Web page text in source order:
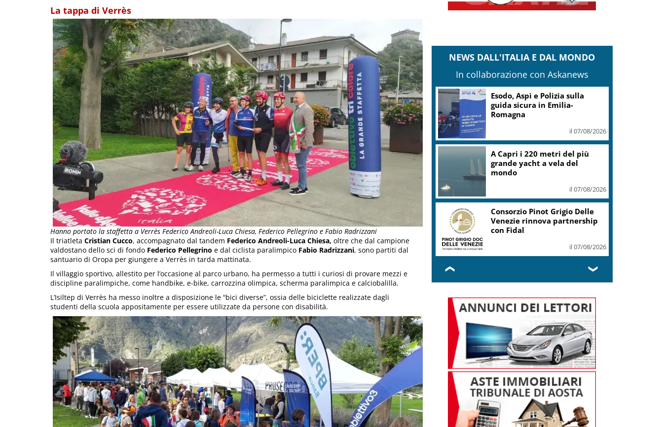
La tappa di Verrès
Hanno portato la staffetta a Verrès Federico Andreoli-Luca Chiesa, Federico Pellegrino e Fabio Radrizzani
Il triatleta Cristian Cucco, accompagnato dal tandem Federico Andreoli-Luca Chiesa, oltre che dal campione
valdostano dello sci di fondo Federico Pellegrino e dal ciclista paralimpico Fabio Radrizzani, sono partiti dal
santuario di Oropa per giungere a Verrès in tarda mattinata.
Il villaggio sportivo, allestito per l’occasione al parco urbano, ha permesso a tutti i curiosi di provare mezzi e
discipline paralimpiche, come handbike, e-bike, carrozzina olimpica, scherma paralimpica e calciobalilla.
L’Isiltep di Verrès ha messo inoltre a disposizione le “bici diverse”, ossia delle biciclette realizzate dagli
studenti della scuola appositamente per essere utilizzate da persone con disabilità.
NEWS DALL'ITALIA E DAL MONDO
In collaborazione con Askanews
Caldo almeno fino a
Ferragosto: attesi 38-39 gradi a
Roma e Milano
il 07/08/2026
Coldiretti: 60% del territorio
italiano è colpito dalla siccità
Unipol, +42% a 1,06 mld utile
netto gruppo I semestre (con
Bper)
il 07/08/2026
❮ ❯